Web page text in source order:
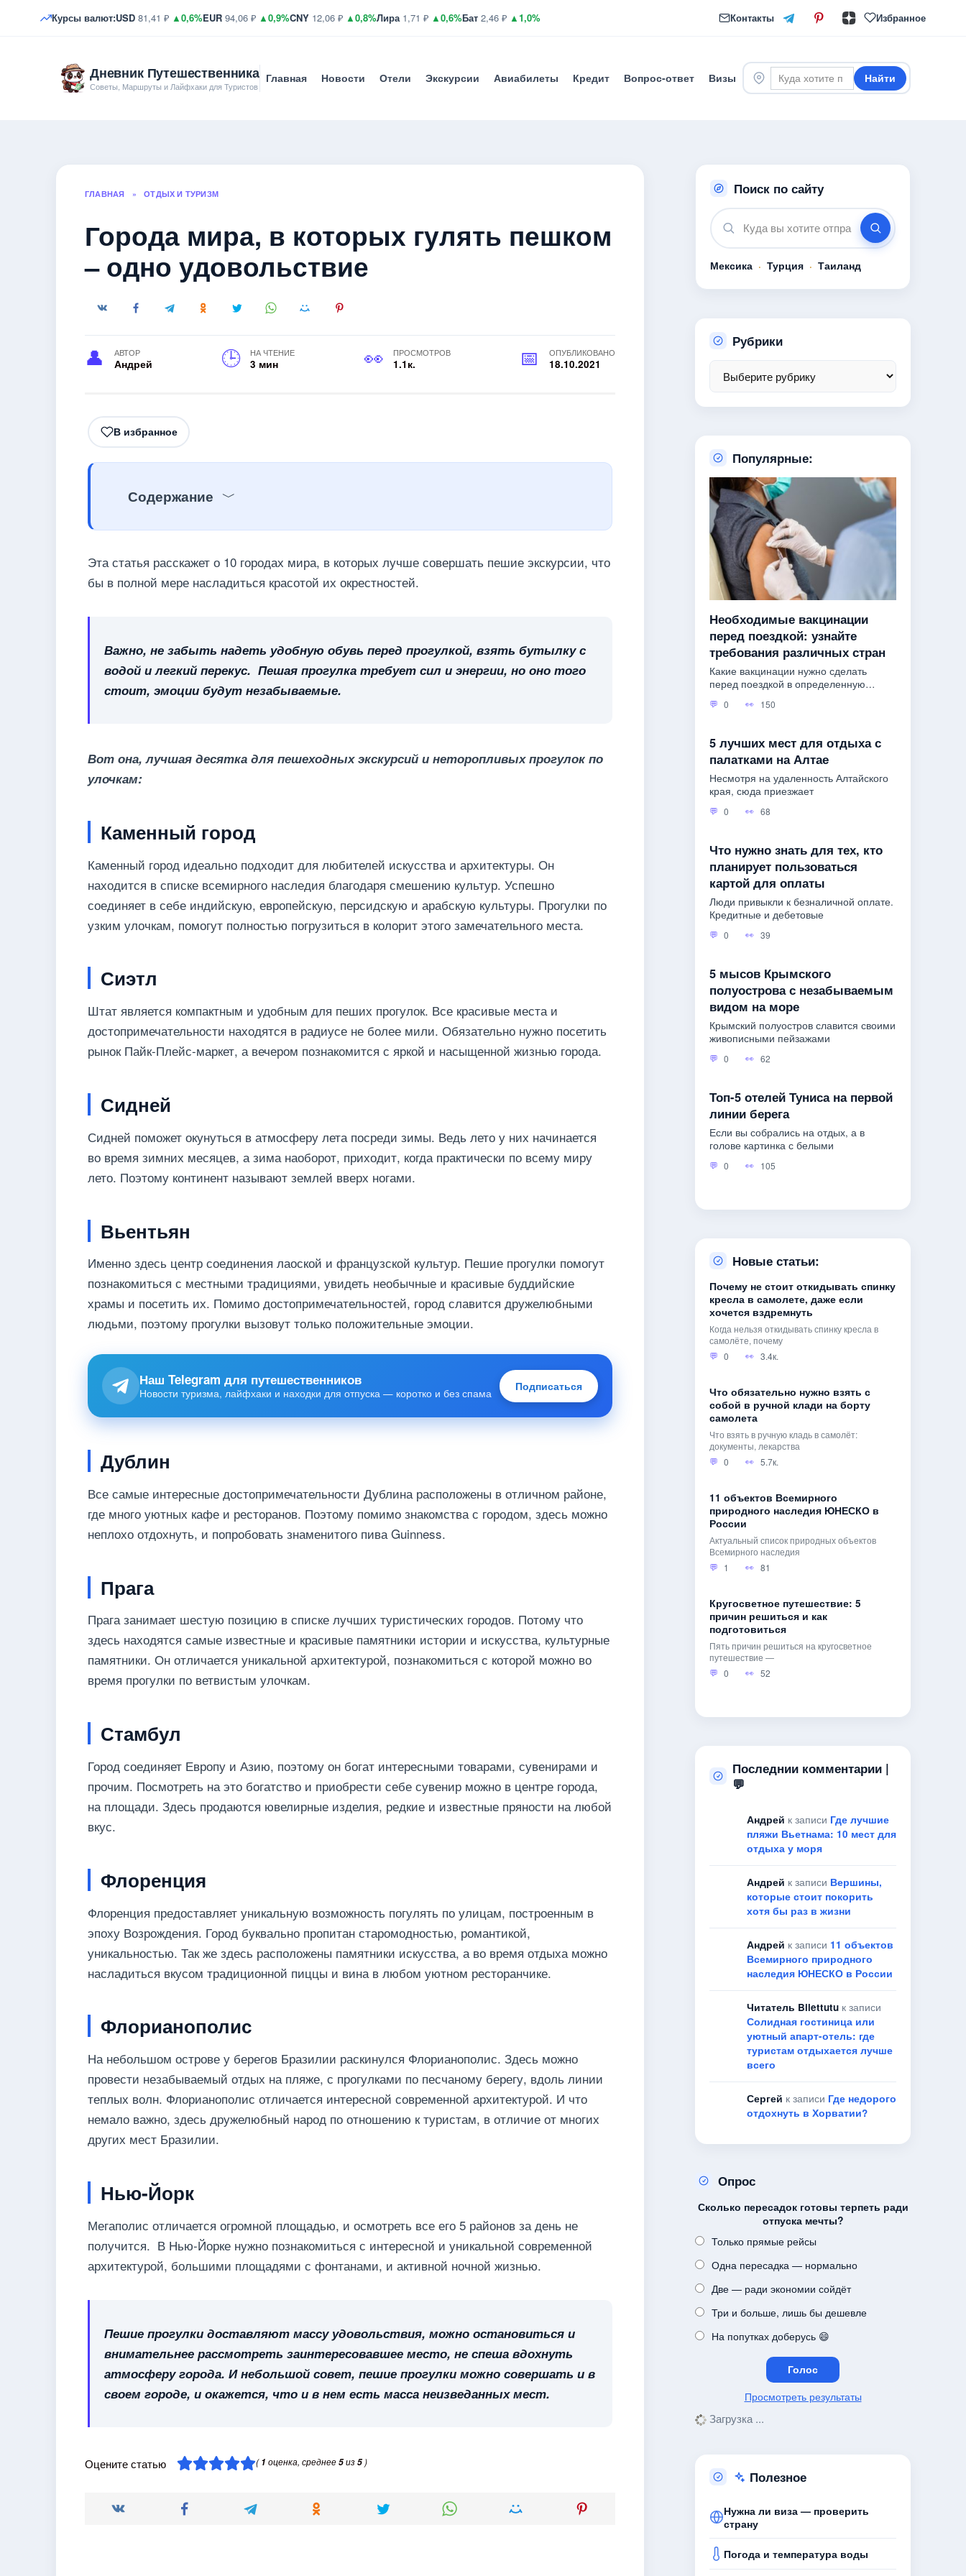
Курсы валют:USD 81,41 ₽ ▲0,6%EUR 94,06 ₽ ▲0,9%CNY 12,06 ₽ ▲0,8%Лира1,71 ₽ ▲0,6%Бат 2,46 ₽ ▲1,0% Контакты Избранное
Дневник Путешественника
Советы, Маршруты и Лайфхаки для Туристов
Главная Новости Отели Экскурсии Авиабилеты Кредит Вопрос-ответ Визы Найти
ГЛАВНАЯ » ОТДЫХ И ТУРИЗМ
Города мира, в которых гулять пешком
– одно удовольствие
АВТОР
Андрей
НА ЧТЕНИЕ
3 мин
ПРОСМОТРОВ
1.1к.
ОПУБЛИКОВАНО
18.10.2021
В избранное
Содержание
Эта статья расскажет о 10 городах мира, в которых лучше совершать пешие экскурсии, что
бы в полной мере насладиться красотой их окрестностей.
Важно, не забыть надеть удобную обувь перед прогулкой, взять бутылку с
водой и легкий перекус. Пешая прогулка требует сил и энергии, но оно того
стоит, эмоции будут незабываемые.
Вот она, лучшая десятка для пешеходных экскурсий и неторопливых прогулок по
улочкам:
Каменный город
Каменный город идеально подходит для любителей искусства и архитектуры. Он
находится в списке всемирного наследия благодаря смешению культур. Успешно
соединяет в себе индийскую, европейскую, персидскую и арабскую культуры. Прогулки по
узким улочкам, помогут полностью погрузиться в колорит этого замечательного места.
Сиэтл
Штат является компактным и удобным для пеших прогулок. Все красивые места и
достопримечательности находятся в радиусе не более мили. Обязательно нужно посетить
рынок Пайк-Плейс-маркет, а вечером познакомится с яркой и насыщенной жизнью города.
Сидней
Сидней поможет окунуться в атмосферу лета посреди зимы. Ведь лето у них начинается
во время зимних месяцев, а зима наоборот, приходит, когда практически по всему миру
лето. Поэтому континент называют землей вверх ногами.
Вьентьян
Именно здесь центр соединения лаоской и французской культур. Пешие прогулки помогут
познакомиться с местными традициями, увидеть необычные и красивые буддийские
храмы и посетить их. Помимо достопримечательностей, город славится дружелюбными
людьми, поэтому прогулки вызовут только положительные эмоции.
Наш Telegram для путешественников
Новости туризма, лайфхаки и находки для отпуска — коротко и без спама
Подписаться
Дублин
Все самые интересные достопримечательности Дублина расположены в отличном районе,
где много уютных кафе и ресторанов. Поэтому помимо знакомства с городом, здесь можно
неплохо отдохнуть, и попробовать знаменитого пива Guinness.
Прага
Прага занимает шестую позицию в списке лучших туристических городов. Потому что
здесь находятся самые известные и красивые памятники истории и искусства, культурные
памятники. Он отличается уникальной архитектурой, познакомиться с которой можно во
время прогулки по ветвистым улочкам.
Стамбул
Город соединяет Европу и Азию, поэтому он богат интересными товарами, сувенирами и
прочим. Посмотреть на это богатство и приобрести себе сувенир можно в центре города,
на площади. Здесь продаются ювелирные изделия, редкие и известные пряности на любой
вкус.
Флоренция
Флоренция предоставляет уникальную возможность погулять по улицам, построенным в
эпоху Возрождения. Город буквально пропитан старомодностью, романтикой,
уникальностью. Так же здесь расположены памятники искусства, а во время отдыха можно
насладиться вкусом традиционной пиццы и вина в любом уютном ресторанчике.
Флорианополис
На небольшом острове у берегов Бразилии раскинулся Флорианополис. Здесь можно
провести незабываемый отдых на пляже, с прогулками по песчаному берегу, вдоль линии
теплых волн. Флорианополис отличается интересной современной архитектурой. И что
немало важно, здесь дружелюбный народ по отношению к туристам, в отличие от многих
других мест Бразилии.
Нью-Йорк
Мегаполис отличается огромной площадью, и осмотреть все его 5 районов за день не
получится. В Нью-Йорке нужно познакомиться с интересной и уникальной современной
архитектурой, большими площадями с фонтанами, и активной ночной жизнью.
Пешие прогулки доставляют массу удовольствия, можно остановиться и
внимательнее рассмотреть заинтересовавшее место, не спеша вдохнуть
атмосферу города. И небольшой совет, пешие прогулки можно совершать и в
своем городе, и окажется, что и в нем есть масса неизведанных мест.
Оцените статью (1 оценка, среднее5из5)
Поиск по сайту
Мексика · Турция · Таиланд
Рубрики
Популярные:
Необходимые вакцинации
перед поездкой: узнайте
требования различных стран
Какие вакцинации нужно сделать
перед поездкой в определенную
0 150
5 лучших мест для отдыха с
палатками на Алтае
Несмотря на удаленность Алтайского
края, сюда приезжает
0 68
Что нужно знать для тех, кто
планирует пользоваться
картой для оплаты
Люди привыкли к безналичной оплате.
Кредитные и дебетовые
0 39
5 мысов Крымского
полуострова с незабываемым
видом на море
Крымский полуостров славится своими
живописными пейзажами
0 62
Топ-5 отелей Туниса на первой
линии берега
Если вы собрались на отдых, а в
голове картинка с белыми
0 105
Новые статьи:
Почему не стоит откидывать спинку
кресла в самолете, даже если
хочется вздремнуть
Когда нельзя откидывать спинку кресла в
самолёте, почему
0
3.4к.
Что обязательно нужно взять с
собой в ручной клади на борту
самолета
Что взять в ручную кладь в самолёт:
документы, лекарства
0
5.7к.
11 объектов Всемирного
природного наследия ЮНЕСКО в
России
Актуальный список природных объектов
Всемирного наследия
1
81
Кругосветное путешествие: 5
причин решиться и как
подготовиться
Пять причин решиться на кругосветное
путешествие —
0
52
Последнии комментарии |
💬
Андрей к записи Где лучшие
пляжи Вьетнама: 10 мест для
отдыха у моря
Андрей к записи Вершины,
которые стоит покорить
хотя бы раз в жизни
Андрей к записи 11 объектов
Всемирного природного
наследия ЮНЕСКО в России
Читатель Bilettutu к записи
Солидная гостиница или
уютный апарт-отель: где
туристам отдыхается лучше
всего
Сергей к записи Где недорого
отдохнуть в Хорватии?
Опрос
Сколько пересадок готовы терпеть ради
отпуска мечты?
Только прямые рейсы
Одна пересадка — нормально
Две — ради экономии сойдёт
Три и больше, лишь бы дешевле
На попутках доберусь 😄
Просмотреть результаты
Загрузка ...
Полезное
Нужна ли виза — проверить
страну
Погода и температура воды